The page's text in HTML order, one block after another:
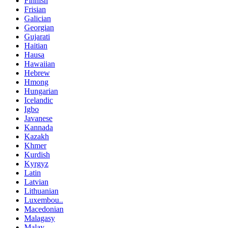
Frisian
Galician
Georgian
Gujarati
Haitian
Hausa
Hawaiian
Hebrew
Hmong
Hungarian
Icelandic
Igbo
Javanese
Kannada
Kazakh
Khmer
Kurdish
Kyrgyz
Latin
Latvian
Lithuanian
Luxembou..
Macedonian
Malagasy